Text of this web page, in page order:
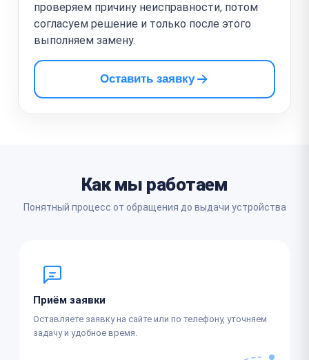
проверяем причину неисправности, потом
согласуем решение и только после этого
выполняем замену.
Оставить заявку
Как мы работаем
Понятный процесс от обращения до выдачи устройства
Приём заявки
Оставляете заявку на сайте или по телефону, уточняем
задачу и удобное время.